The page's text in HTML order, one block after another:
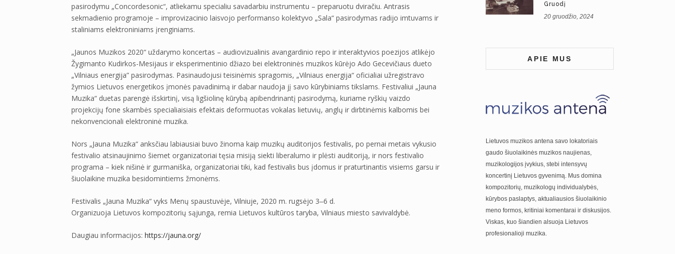
pasirodymu „Concordesonic“, atliekamu specialiu savadarbiu instrumentu – preparuotu dviračiu. Antrasis
sekmadienio programoje – improvizacinio laisvojo performanso kolektyvo „Sala“ pasirodymas radijo imtuvams ir
staliniams elektroniniams įrenginiams.
„Jaunos Muzikos 2020“ uždarymo koncertas – audiovizualinis avangardinio repo ir interaktyvios poezijos atlikėjo
Žygimanto Kudirkos-Mesijaus ir eksperimentinio džiazo bei elektroninės muzikos kūrėjo Ado Gecevičiaus dueto
„Vilniaus energija” pasirodymas. Pasinaudojusi teisinėmis spragomis, „Vilniaus energija“ oficialiai užregistravo
žymios Lietuvos energetikos įmonės pavadinimą ir dabar naudoja jį savo kūrybiniams tikslams. Festivaliui „Jauna
Muzika“ duetas parengė išskirtinį, visą ligšiolinę kūrybą apibendrinantį pasirodymą, kuriame ryškių vaizdo
projekcijų fone skambės specialiaisiais efektais deformuotas vokalas lietuvių, anglų ir dirbtinėmis kalbomis bei
nekonvencionali elektroninė muzika.
Nors „Jauna Muzika“ anksčiau labiausiai buvo žinoma kaip muzikų auditorijos festivalis, po pernai metais vykusio
festivalio atsinaujinimo šiemet organizatoriai tęsia misiją siekti liberalumo ir plėsti auditoriją, ir nors festivalio
programa – kiek nišinė ir gurmaniška, organizatoriai tiki, kad festivalis bus įdomus ir praturtinantis visiems garsu ir
šiuolaikine muzika besidomintiems žmonėms.
Festivalis „Jauna Muzika“ vyks Menų spaustuvėje, Vilniuje, 2020 m. rugsėjo 3‒6 d.
Organizuoja Lietuvos kompozitorių sąjunga, remia Lietuvos kultūros taryba, Vilniaus miesto savivaldybė.
Daugiau informacijos: https://jauna.org/
Gruodį
20 gruodžio, 2024
APIE MUS
Lietuvos muzikos antena savo lokatoriais
gaudo šiuolaikinės muzikos naujienas,
muzikologijos įvykius, stebi intensyvų
koncertinį Lietuvos gyvenimą. Mus domina
kompozitorių, muzikologų individualybės,
kūrybos paslaptys, aktualiausios šiuolaikinio
meno formos, kritiniai komentarai ir diskusijos.
Viskas, kuo šiandien alsuoja Lietuvos
profesionalioji muzika.